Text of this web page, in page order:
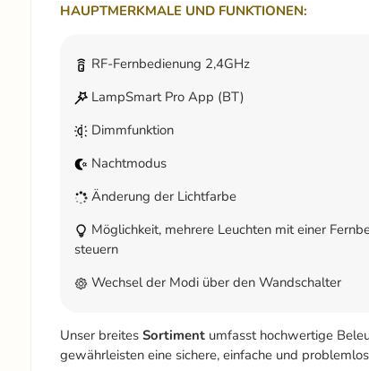
HAUPTMERKMALE UND FUNKTIONEN:
RF-Fernbedienung 2,4GHz
LampSmart Pro App (BT)
Dimmfunktion
Nachtmodus
Änderung der Lichtfarbe
Möglichkeit, mehrere Leuchten mit einer
steuern
Wechsel der Modi über den Wandschalter
Unser breites Sortimentumfasst hochwertige
gewährleisten eine sichere, einfache und